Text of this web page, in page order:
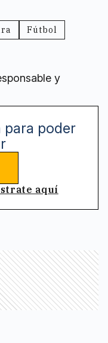
Fútbol
y
para poder
aquí